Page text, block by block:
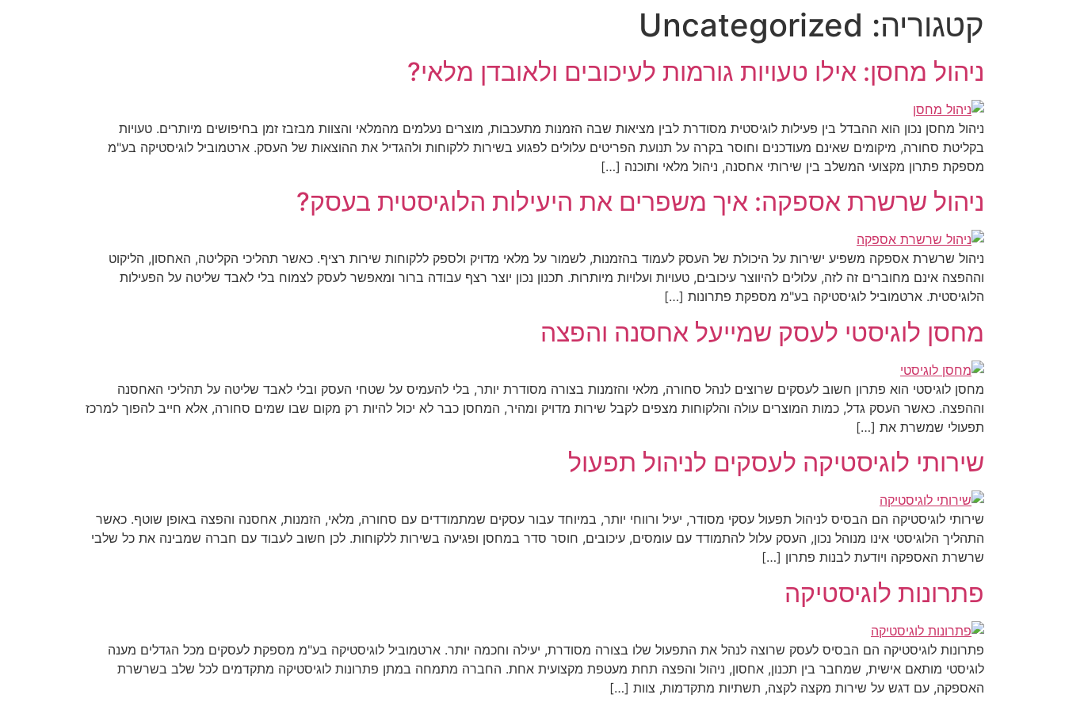
קטגוריה: Uncategorized
ניהול מחסן: אילו טעויות גורמות לעיכובים ולאובדן מלאי?
ניהול מחסן נכון הוא ההבדל בין פעילות לוגיסטית מסודרת לבין מציאות שבה הזמנות מתעכבות, מוצרים נעלמים מהמלאי והצוות מבזבז זמן בחיפושים מיותרים. טעויות
בקליטת סחורה, מיקומים שאינם מעודכנים וחוסר בקרה על תנועת הפריטים עלולים לפגוע בשירות ללקוחות ולהגדיל את ההוצאות של העסק. ארטמוביל לוגיסטיקה בע"מ
מספקת פתרון מקצועי המשלב בין שירותי אחסנה, ניהול מלאי ותוכנה […]
ניהול שרשרת אספקה: איך משפרים את היעילות הלוגיסטית בעסק?
ניהול שרשרת אספקה משפיע ישירות על היכולת של העסק לעמוד בהזמנות, לשמור על מלאי מדויק ולספק ללקוחות שירות רציף. כאשר תהליכי הקליטה, האחסון, הליקוט
וההפצה אינם מחוברים זה לזה, עלולים להיווצר עיכובים, טעויות ועלויות מיותרות. תכנון נכון יוצר רצף עבודה ברור ומאפשר לעסק לצמוח בלי לאבד שליטה על הפעילות
הלוגיסטית. ארטמוביל לוגיסטיקה בע"מ מספקת פתרונות […]
מחסן לוגיסטי לעסק שמייעל אחסנה והפצה
מחסן לוגיסטי הוא פתרון חשוב לעסקים שרוצים לנהל סחורה, מלאי והזמנות בצורה מסודרת יותר, בלי להעמיס על שטחי העסק ובלי לאבד שליטה על תהליכי האחסנה
וההפצה. כאשר העסק גדל, כמות המוצרים עולה והלקוחות מצפים לקבל שירות מדויק ומהיר, המחסן כבר לא יכול להיות רק מקום שבו שמים סחורה, אלא חייב להפוך למרכז
תפעולי שמשרת את […]
שירותי לוגיסטיקה לעסקים לניהול תפעול
שירותי לוגיסטיקה הם הבסיס לניהול תפעול עסקי מסודר, יעיל ורווחי יותר, במיוחד עבור עסקים שמתמודדים עם סחורה, מלאי, הזמנות, אחסנה והפצה באופן שוטף. כאשר
התהליך הלוגיסטי אינו מנוהל נכון, העסק עלול להתמודד עם עומסים, עיכובים, חוסר סדר במחסן ופגיעה בשירות ללקוחות. לכן חשוב לעבוד עם חברה שמבינה את כל שלבי
שרשרת האספקה ויודעת לבנות פתרון […]
פתרונות לוגיסטיקה
פתרונות לוגיסטיקה הם הבסיס לעסק שרוצה לנהל את התפעול שלו בצורה מסודרת, יעילה וחכמה יותר. ארטמוביל לוגיסטיקה בע"מ מספקת לעסקים מכל הגדלים מענה
לוגיסטי מותאם אישית, שמחבר בין תכנון, אחסון, ניהול והפצה תחת מעטפת מקצועית אחת. החברה מתמחה במתן פתרונות לוגיסטיקה מתקדמים לכל שלב בשרשרת
האספקה, עם דגש על שירות מקצה לקצה, תשתיות מתקדמות, צוות […]